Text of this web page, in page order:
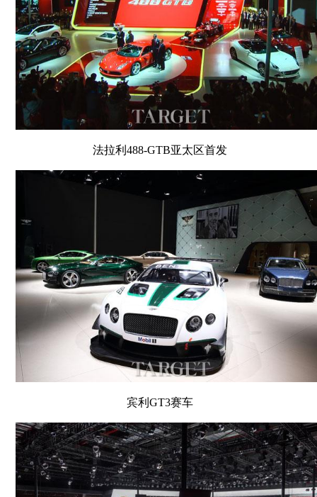
法拉利488-GTB亚太区首发
宾利GT3赛车